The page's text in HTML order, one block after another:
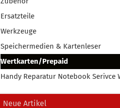
Ersatzteile
Werkzeuge
Speichermedien & Kartenleser
Wertkarten/Prepaid
Handy Reparatur Notebook Serivce
Neue Artikel